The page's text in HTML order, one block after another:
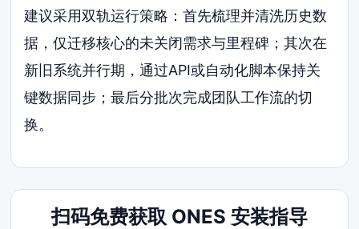
建议采用双轨运行策略：首先梳理并清洗历史数
据，仅迁移核心的未关闭需求与里程碑；其次在
新旧系统并行期，通过API或自动化脚本保持关
键数据同步；最后分批次完成团队工作流的切
换。
扫码免费获取 ONES 安装指导